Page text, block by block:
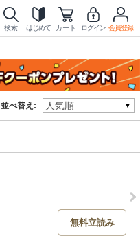
検索 はじめて カート ログイン 会員登録
並べ替え:
無料立読み